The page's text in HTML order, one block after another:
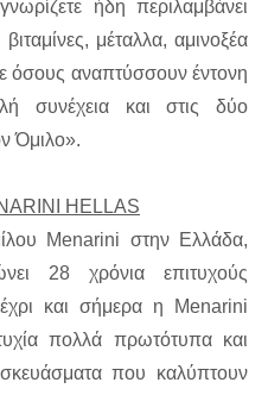
ήδη περιλαμβάνει
μέταλλα, αμινοξέα
όσους αναπτύσσουν έντονη
συνέχεια και στις δύο
Όμιλο».
HELLAS
Menarini στην Ελλάδα,
28 χρόνια επιτυχούς
και σήμερα η Menarini
πολλά πρωτότυπα και
που καλύπτουν